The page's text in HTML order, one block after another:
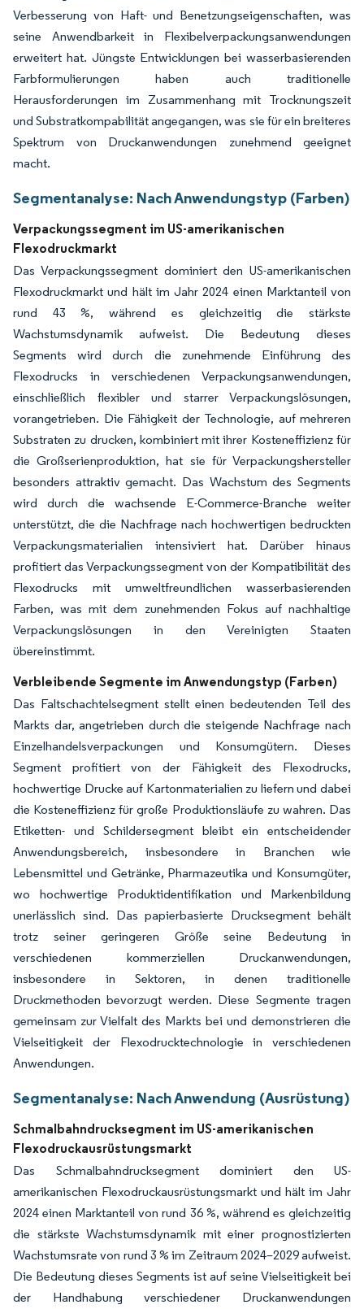
Verbesserung von Haft- und Benetzungseigenschaften, was
seine Anwendbarkeit in Flexibelverpackungsanwendungen
erweitert hat. Jüngste Entwicklungen bei wasserbasierenden
Farbformulierungen haben auch traditionelle
Herausforderungen im Zusammenhang mit Trocknungszeit
und Substratkompabilität angegangen, was sie für ein breiteres
Spektrum von Druckanwendungen zunehmend geeignet
macht.
Segmentanalyse: Nach Anwendungstyp (Farben)
Verpackungssegment im US-amerikanischen
Flexodruckmarkt
Das Verpackungssegment dominiert den US-amerikanischen
Flexodruckmarkt und hält im Jahr 2024 einen Marktanteil von
rund 43 %, während es gleichzeitig die stärkste
Wachstumsdynamik aufweist. Die Bedeutung dieses
Segments wird durch die zunehmende Einführung des
Flexodrucks in verschiedenen Verpackungsanwendungen,
einschließlich flexibler und starrer Verpackungslösungen,
vorangetrieben. Die Fähigkeit der Technologie, auf mehreren
Substraten zu drucken, kombiniert mit ihrer Kosteneffizienz für
die Großserienproduktion, hat sie für Verpackungshersteller
besonders attraktiv gemacht. Das Wachstum des Segments
wird durch die wachsende E-Commerce-Branche weiter
unterstützt, die die Nachfrage nach hochwertigen bedruckten
Verpackungsmaterialien intensiviert hat. Darüber hinaus
profitiert das Verpackungssegment von der Kompatibilität des
Flexodrucks mit umweltfreundlichen wasserbasierenden
Farben, was mit dem zunehmenden Fokus auf nachhaltige
Verpackungslösungen in den Vereinigten Staaten
übereinstimmt.
Verbleibende Segmente im Anwendungstyp (Farben)
Das Faltschachtelsegment stellt einen bedeutenden Teil des
Markts dar, angetrieben durch die steigende Nachfrage nach
Einzelhandelsverpackungen und Konsumgütern. Dieses
Segment profitiert von der Fähigkeit des Flexodrucks,
hochwertige Drucke auf Kartonmaterialien zu liefern und dabei
die Kosteneffizienz für große Produktionsläufe zu wahren. Das
Etiketten- und Schildersegment bleibt ein entscheidender
Anwendungsbereich, insbesondere in Branchen wie
Lebensmittel und Getränke, Pharmazeutika und Konsumgüter,
wo hochwertige Produktidentifikation und Markenbildung
unerlässlich sind. Das papierbasierte Drucksegment behält
trotz seiner geringeren Größe seine Bedeutung in
verschiedenen kommerziellen Druckanwendungen,
insbesondere in Sektoren, in denen traditionelle
Druckmethoden bevorzugt werden. Diese Segmente tragen
gemeinsam zur Vielfalt des Markts bei und demonstrieren die
Vielseitigkeit der Flexodrucktechnologie in verschiedenen
Anwendungen.
Segmentanalyse: Nach Anwendung (Ausrüstung)
Schmalbahndrucksegment im US-amerikanischen
Flexodruckausrüstungsmarkt
Das Schmalbahndrucksegment dominiert den US-
amerikanischen Flexodruckausrüstungsmarkt und hält im Jahr
2024 einen Marktanteil von rund 36 %, während es gleichzeitig
die stärkste Wachstumsdynamik mit einer prognostizierten
Wachstumsrate von rund 3 % im Zeitraum 2024–2029 aufweist.
Die Bedeutung dieses Segments ist auf seine Vielseitigkeit bei
der Handhabung verschiedener Druckanwendungen